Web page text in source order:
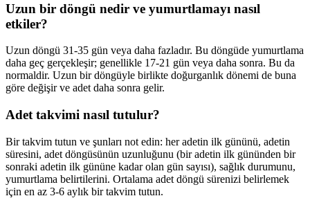
Uzun bir döngü nedir ve yumurtlamayı nasıl
etkiler?
Uzun döngü 31-35 gün veya daha fazladır. Bu döngüde yumurtlama
daha geç gerçekleşir; genellikle 17-21 gün veya daha sonra. Bu da
normaldir. Uzun bir döngüyle birlikte doğurganlık dönemi de buna
göre değişir ve adet daha sonra gelir.
Adet takvimi nasıl tutulur?
Bir takvim tutun ve şunları not edin: her adetin ilk gününü, adetin
süresini, adet döngüsünün uzunluğunu (bir adetin ilk gününden bir
sonraki adetin ilk gününe kadar olan gün sayısı), sağlık durumunu,
yumurtlama belirtilerini. Ortalama adet döngü sürenizi belirlemek
için en az 3-6 aylık bir takvim tutun.